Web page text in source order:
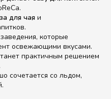
для чая и
которые
освежающими вкусами.
практичным решением
сочетается со льдом,